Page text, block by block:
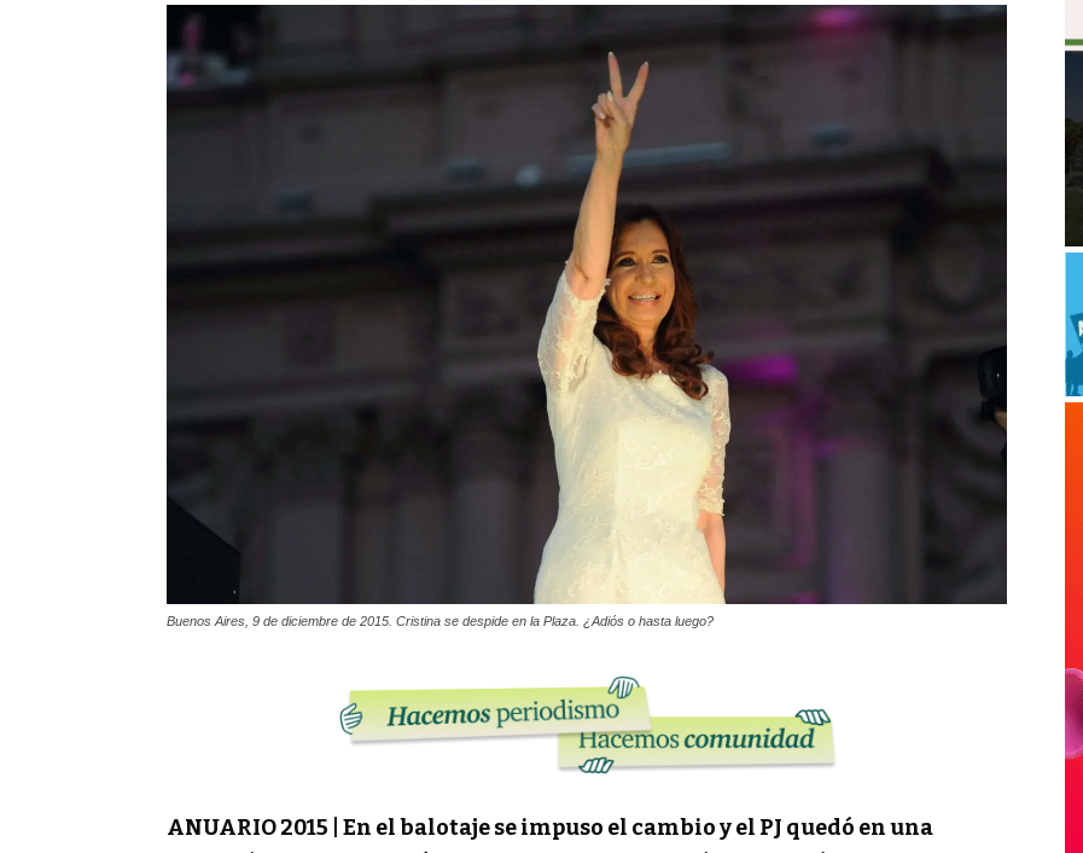
Buenos Aires, 9 de diciembre de 2015. Cristina se despide en la Plaza. ¿Adiós o hasta luego?
ANUARIO 2015 | En el balotaje se impuso el cambio y el PJ quedó en una